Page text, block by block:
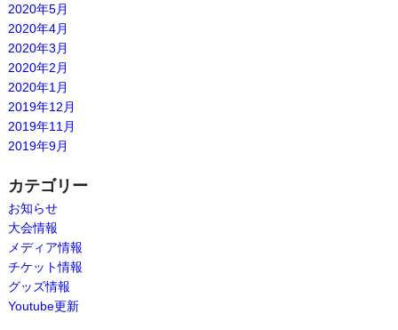
2020年5月
2020年4月
2020年3月
2020年2月
2020年1月
2019年12月
2019年11月
2019年9月
カテゴリー
お知らせ
大会情報
メディア情報
チケット情報
グッズ情報
Youtube更新